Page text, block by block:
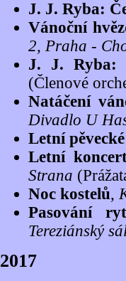
J. J. Ryba:
Vánoční
2, Praha -
J. J. Ryba:
(Členové
Natáčení
Divadlo U
Letní
Letní
Strana
Noc kostelů,
Pasování
Tereziánský
2017